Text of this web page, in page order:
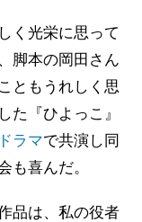
く光栄に思って
脚本の岡田さん
ともうれしく思
た『ひよっこ』
ドラマで共演し同
も喜んだ。
品は、私の役者